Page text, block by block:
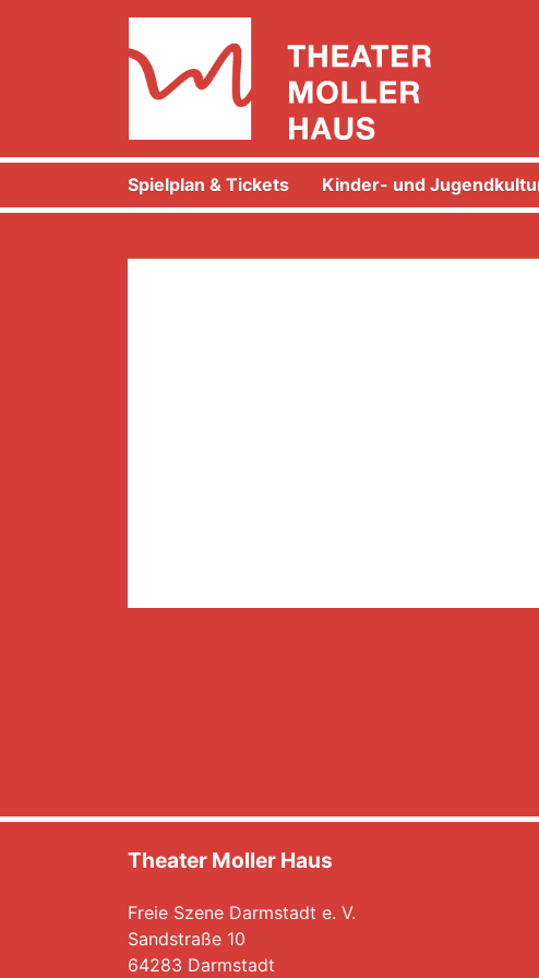
Spielplan & Tickets Kinder- und
Theater Moller Haus
Freie Szene Darmstadt e. V.
Sandstraße 10
64283 Darmstadt